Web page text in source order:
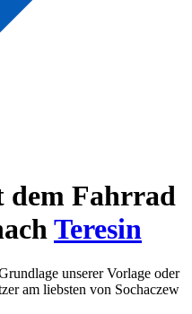
dem Fahrrad
Teresin
unserer Vorlage oder
am liebsten von Sochaczew